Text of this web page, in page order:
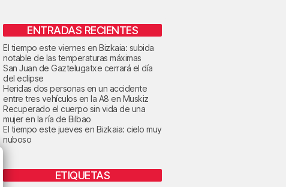
ENTRADAS RECIENTES
El tiempo este viernes en Bizkaia: subida
notable de las temperaturas máximas
San Juan de Gaztelugatxe cerrará el día
del eclipse
Heridas dos personas en un accidente
entre tres vehículos en la A8 en Muskiz
Recuperado el cuerpo sin vida de una
mujer en la ría de Bilbao
El tiempo este jueves en Bizkaia: cielo muy
nuboso
ETIQUETAS